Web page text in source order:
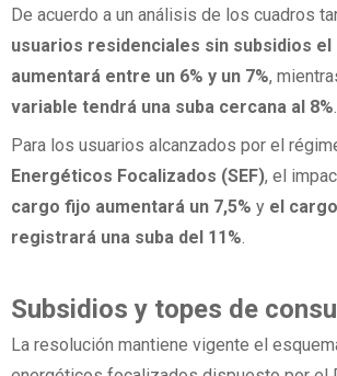
De acuerdo a un análisis de los cuadros
usuarios residenciales sin subsidios
aumentará entre un 6% y un 7%,
variable tendrá una suba cercana al 8%.
Para los usuarios alcanzados por el
Energéticos Focalizados (SEF), el
cargo fijo aumentará un 7,5% y el
registrará una suba del 11%.
Subsidios y topes de
La resolución mantiene vigente el